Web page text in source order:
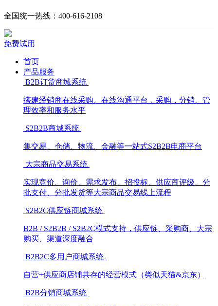
全国统一热线：400-616-2108
免费试用
首页
产品服务
B2B订货商城系统
搭建经销商在线采购、在线沟通平台，采购，分销、管
理效率和服务水平
S2B2B商城系统
集交易、仓储、物流、金融等一站式S2B2B电商平台
大宗商品交易系统
实现竞价、询价、需求发布、招投标、供应商评级、分
批支付、分批发货等大宗商品交易线上流程
S2B2C供应链商城系统
B2B / S2B2B / S2B2C模式支持，供应链、采购商、大宗
购买、渠道深度融合
B2B2C多用户商城系统
自营+供应商店铺共存的经营模式（类似天猫&京东）
B2B分销商城系统